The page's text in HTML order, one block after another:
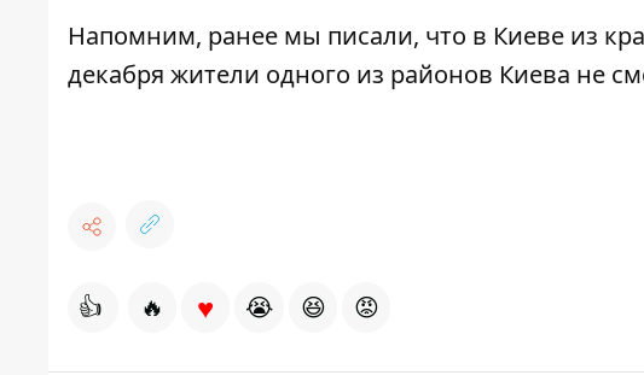
Напомним, ранее мы писали, что в Киеве из
декабря жители одного из районов Киева не
👍 🔥 ♥ 😭 😆 😡